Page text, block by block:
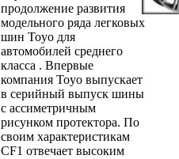
продолжение развития
модельного ряда легковых
шин Toyo для
автомобилей среднего
класса . Впервые
компания Toyo выпускает
в серийный выпуск шины
с ассиметричным
рисунком протектора. По
своим характеристикам
CF1 отвечает высоким